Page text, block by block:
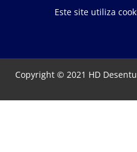
Este site utiliza
Copyright © 2021 HD